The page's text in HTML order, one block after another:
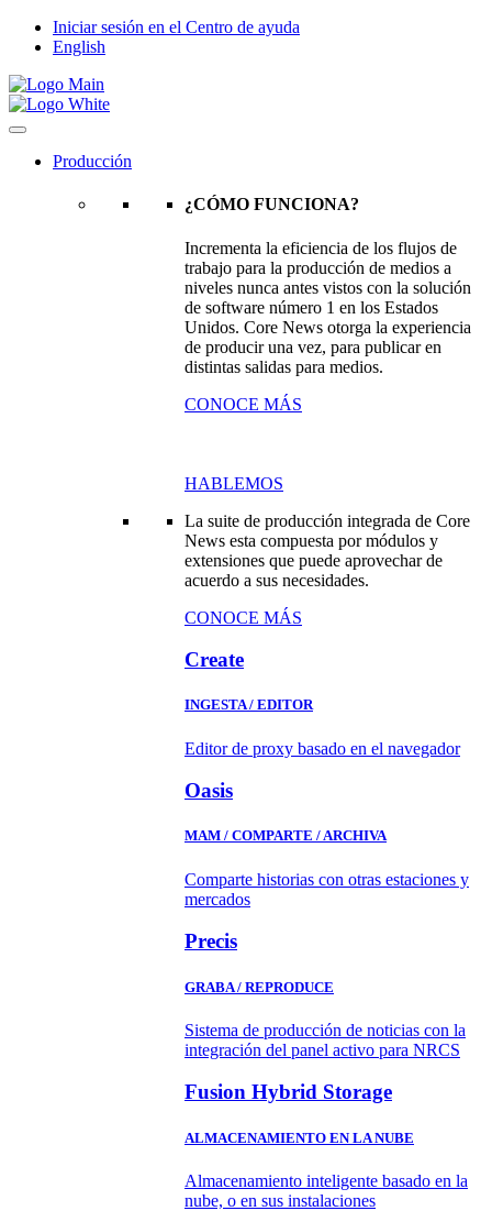
Iniciar sesión en el Centro de ayuda
English
Producción
¿CÓMO FUNCIONA?
Incrementa la eficiencia de los flujos de
trabajo para la producción de medios a
niveles nunca antes vistos con la solución
de software número 1 en los Estados
Unidos. Core News otorga la experiencia
de producir una vez, para publicar en
distintas salidas para medios.
CONOCE MÁS
HABLEMOS
La suite de producción integrada de Core
News esta compuesta por módulos y
extensiones que puede aprovechar de
acuerdo a sus necesidades.
CONOCE MÁS
Create
INGESTA / EDITOR
Editor de proxy basado en el navegador
Oasis
MAM / COMPARTE / ARCHIVA
Comparte historias con otras estaciones y
mercados
Precis
GRABA / REPRODUCE
Sistema de producción de noticias con la
integración del panel activo para NRCS
Fusion Hybrid Storage
ALMACENAMIENTO EN LA NUBE
Almacenamiento inteligente basado en la
nube, o en sus instalaciones